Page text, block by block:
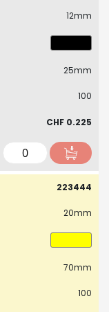
12mm
25mm
100
CHF 0.225
223444
20mm
70mm
100